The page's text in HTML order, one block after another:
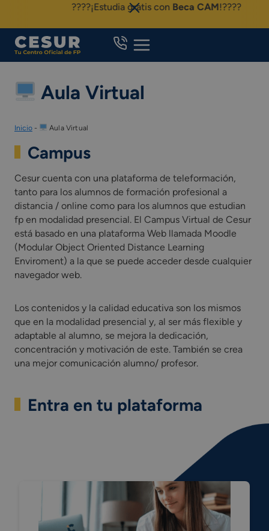
content
????¡Estudia gratis conBeca CAM!????
Aula Virtual
Inicio- Aula Virtual
Campus
Cesur cuenta con una plataforma de teleformación,
tanto para los alumnos de formación profesional a
distancia / online como para los alumnos que estudian
fp en modalidad presencial. El Campus Virtual de Cesur
está basado en una plataforma Web llamada Moodle
(Modular Object Oriented Distance Learning
Enviroment) a la que se puede acceder desde cualquier
navegador web.
Los contenidos y la calidad educativa son los mismos
que en la modalidad presencial y, al ser más flexible y
adaptable al alumno, se mejora la dedicación,
concentración y motivación de este. También se crea
una mejor comunicación alumno/ profesor.
Entra en tu plataforma